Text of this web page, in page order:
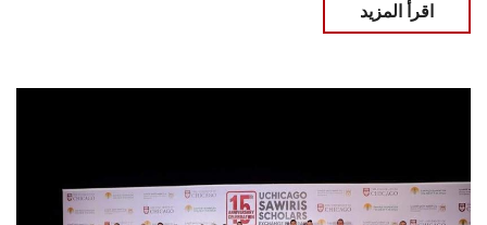
اقرأ المزيد